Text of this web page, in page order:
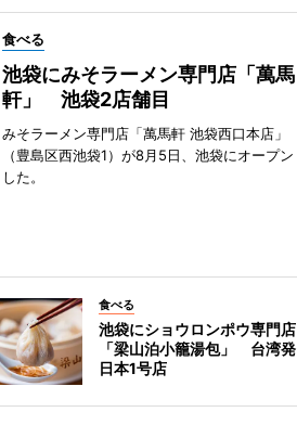
食べる
池袋にみそラーメン専門店「萬馬
軒」 池袋2店舗目
みそラーメン専門店「萬馬軒 池袋西口本店」
（豊島区西池袋1）が8月5日、池袋にオープン
した。
食べる
池袋にショウロンポウ専門店
「梁山泊小籠湯包」 台湾発
日本1号店